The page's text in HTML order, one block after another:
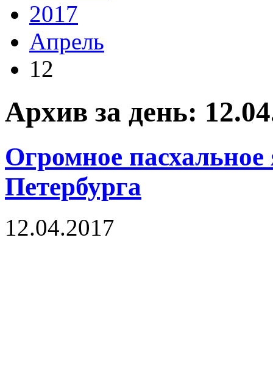
2017
Апрель
12
Архив за день:
Огромное
Петербурга
12.04.2017